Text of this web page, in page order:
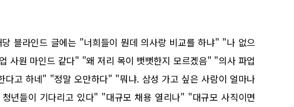
블라인드 글에는 "너희들이 뭔데 의사랑 비교를 하냐" "나 없으
사원 마인드 같다" "왜 저리 목이 뻣뻣한지 모르겠음" "의사 파업
다고 하네" "정말 오만하다" "뭐냐. 삼성 가고 싶은 사람이 얼마나
년들이 기다리고 있다" "대규모 채용 열리나" "대규모 사직이면